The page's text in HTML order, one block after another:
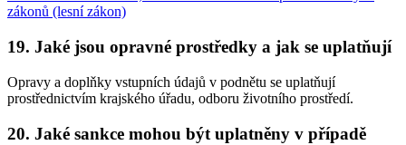
zákonů (lesní zákon)
19. Jaké jsou opravné prostředky a jak se uplatňují
Opravy a doplňky vstupních údajů v podnětu se uplatňují
prostřednictvím krajského úřadu, odboru životního prostředí.
20. Jaké sankce mohou být uplatněny v případě